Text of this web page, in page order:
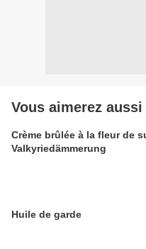
Vous aimerez aussi
Crème brûlée à la fleur de
Valkyriedämmerung
Huile de garde